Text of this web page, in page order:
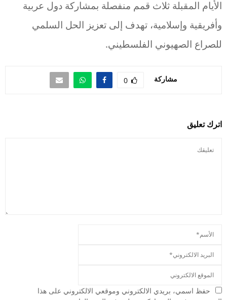
الأيام المقبلة ثلاث قمم منفصلة بمشاركة دول عربية
وأفريقية وإسلامية، تهدف إلى تعزيز الحل السلمي
للصراع الصهيوني الفلسطيني.
مشاركة 0
اترك تعليق
حفظ اسمي، بريدي الالكتروني وموقعي الالكتروني على هذا